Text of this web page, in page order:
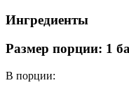
Ингредиенты
Размер порции: 1
В порции: